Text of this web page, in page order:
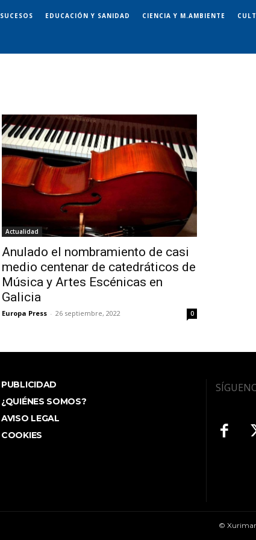
SUCESOS EDUCACIÓN Y SANIDAD CIENCIA Y M.AMBIENTE
Actualidad
Anulado el nombramiento de casi
medio centenar de catedráticos de
Música y Artes Escénicas en
Galicia
Europa Press - 26 septiembre, 2022 0
PUBLICIDAD
¿QUIÉNES SOMOS?
AVISO LEGAL
COOKIES
©